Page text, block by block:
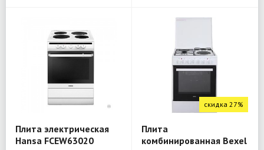
Плита электрическая
Hansa FCEW63020
скидка 27%
Плита
комбинированная Bexel